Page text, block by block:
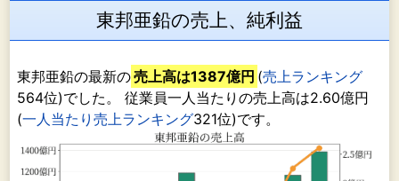
東邦亜鉛の売上、純利益
東邦亜鉛の最新の売上高は1387億円 (売上ランキング
564位)でした。 従業員一人当たりの売上高は2.60億円
(一人当たり売上ランキング321位)です。